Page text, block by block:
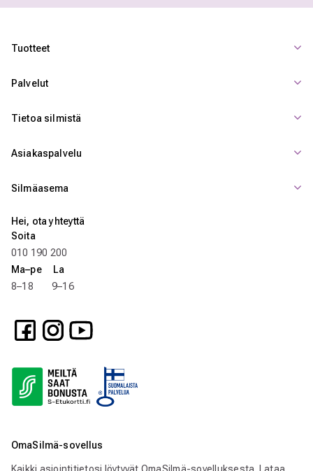
Tuotteet
Palvelut
Tietoa silmistä
Asiakaspalvelu
Silmäasema
Hei, ota yhteyttä
Soita
010 190 200
Ma–pe La
8–18 9–16
OmaSilmä-sovellus